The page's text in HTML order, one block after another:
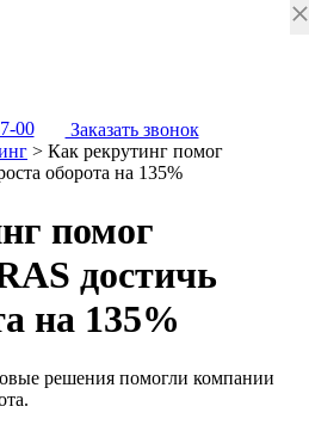
00
Заказать звонок
> Как рекрутинг помог
оборота на 135%
помог
достичь
на 135%
решения помогли компании
×
×
×